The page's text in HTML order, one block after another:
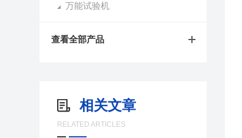
万能试验机
查看全部产品
相关文章
RELATED ARTICLES